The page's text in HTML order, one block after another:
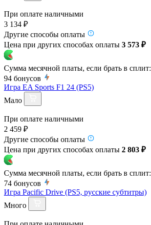
При оплате наличными
3 134 ₽
Другие способы оплаты
Цена при других способах оплаты 3 573 ₽
Сумма месячной платы, если брать в сплит:
94 бонусов
Игра EA Sports F1 24 (PS5)
Мало
При оплате наличными
2 459 ₽
Другие способы оплаты
Цена при других способах оплаты 2 803 ₽
Сумма месячной платы, если брать в сплит:
74 бонусов
Игра Pacific Drive (PS5, русские субтитры)
Много